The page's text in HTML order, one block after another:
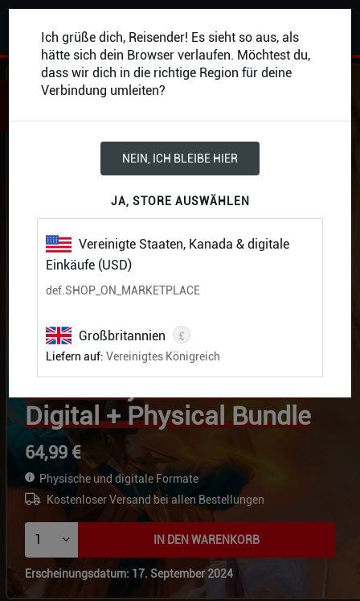
ZURÜCK
2024 Player's Handbook
Digital + Physical Bundle
64,99 €
Physische und digitale Formate
Kostenloser Versand bei allen Bestellungen
IN DEN WARENKORB
Erscheinungsdatum: 17. September 2024
Ich grüße dich, Reisender! Es sieht so aus, als
hätte sich dein Browser verlaufen. Möchtest du,
dass wir dich in die richtige Region für deine
Verbindung umleiten?
NEIN, ICH BLEIBE HIER
JA, STORE AUSWÄHLEN
Vereinigte Staaten, Kanada & digitale
Einkäufe (USD)
def.SHOP_ON_MARKETPLACE
Großbritannien £
Liefern auf: Vereinigtes Königreich